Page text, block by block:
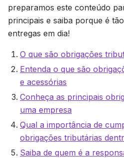
preparamos este conteúdo
principais e saiba porque é
entregas em dia!
O que são obrigações
Entenda o que são
e acessórias
Conheça as principais
uma empresa
Qual a importância de
obrigações tributárias
Saiba de quem é a